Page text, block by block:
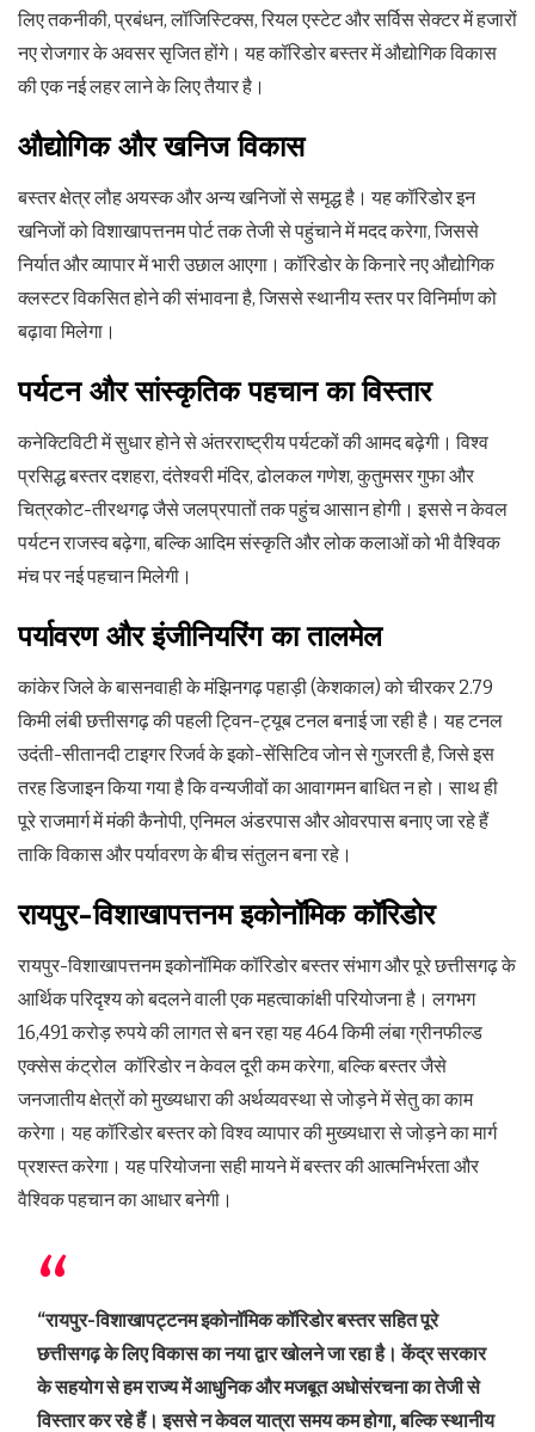
लिए तकनीकी, प्रबंधन, लॉजिस्टिक्स, रियल एस्टेट और सर्विस सेक्टर में हजारों
नए रोजगार के अवसर सृजित होंगे। यह कॉरिडोर बस्तर में औद्योगिक विकास
की एक नई लहर लाने के लिए तैयार है।
औद्योगिक और खनिज विकास
बस्तर क्षेत्र लौह अयस्क और अन्य खनिजों से समृद्ध है। यह कॉरिडोर इन
खनिजों को विशाखापत्तनम पोर्ट तक तेजी से पहुंचाने में मदद करेगा, जिससे
निर्यात और व्यापार में भारी उछाल आएगा। कॉरिडोर के किनारे नए औद्योगिक
क्लस्टर विकसित होने की संभावना है, जिससे स्थानीय स्तर पर विनिर्माण को
बढ़ावा मिलेगा।
पर्यटन और सांस्कृतिक पहचान का विस्तार
कनेक्टिविटी में सुधार होने से अंतरराष्ट्रीय पर्यटकों की आमद बढ़ेगी। विश्व
प्रसिद्ध बस्तर दशहरा, दंतेश्वरी मंदिर, ढोलकल गणेश, कुतुमसर गुफा और
चित्रकोट-तीरथगढ़ जैसे जलप्रपातों तक पहुंच आसान होगी। इससे न केवल
पर्यटन राजस्व बढ़ेगा, बल्कि आदिम संस्कृति और लोक कलाओं को भी वैश्विक
मंच पर नई पहचान मिलेगी।
पर्यावरण और इंजीनियरिंग का तालमेल
कांकेर जिले के बासनवाही के मंझिनगढ़ पहाड़ी (केशकाल) को चीरकर 2.79
किमी लंबी छत्तीसगढ़ की पहली ट्विन-ट्यूब टनल बनाई जा रही है। यह टनल
उदंती-सीतानदी टाइगर रिजर्व के इको-सेंसिटिव जोन से गुजरती है, जिसे इस
तरह डिजाइन किया गया है कि वन्यजीवों का आवागमन बाधित न हो। साथ ही
पूरे राजमार्ग में मंकी कैनोपी, एनिमल अंडरपास और ओवरपास बनाए जा रहे हैं
ताकि विकास और पर्यावरण के बीच संतुलन बना रहे।
रायपुर-विशाखापत्तनम इकोनॉमिक कॉरिडोर
रायपुर-विशाखापत्तनम इकोनॉमिक कॉरिडोर बस्तर संभाग और पूरे छत्तीसगढ़ के
आर्थिक परिदृश्य को बदलने वाली एक महत्वाकांक्षी परियोजना है। लगभग
16,491 करोड़ रुपये की लागत से बन रहा यह 464 किमी लंबा ग्रीनफील्ड
एक्सेस कंट्रोल कॉरिडोर न केवल दूरी कम करेगा, बल्कि बस्तर जैसे
जनजातीय क्षेत्रों को मुख्यधारा की अर्थव्यवस्था से जोड़ने में सेतु का काम
करेगा। यह कॉरिडोर बस्तर को विश्व व्यापार की मुख्यधारा से जोड़ने का मार्ग
प्रशस्त करेगा। यह परियोजना सही मायने में बस्तर की आत्मनिर्भरता और
वैश्विक पहचान का आधार बनेगी।
“रायपुर-विशाखापट्टनम इकोनॉमिक कॉरिडोर बस्तर सहित पूरे
छत्तीसगढ़ के लिए विकास का नया द्वार खोलने जा रहा है। केंद्र सरकार
के सहयोग से हम राज्य में आधुनिक और मजबूत अधोसंरचना का तेजी से
विस्तार कर रहे हैं। इससे न केवल यात्रा समय कम होगा, बल्कि स्थानीय